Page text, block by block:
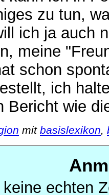
zu tun,
ich ja auch
meine
schon
ich
Bericht wie
mit basislexikon,